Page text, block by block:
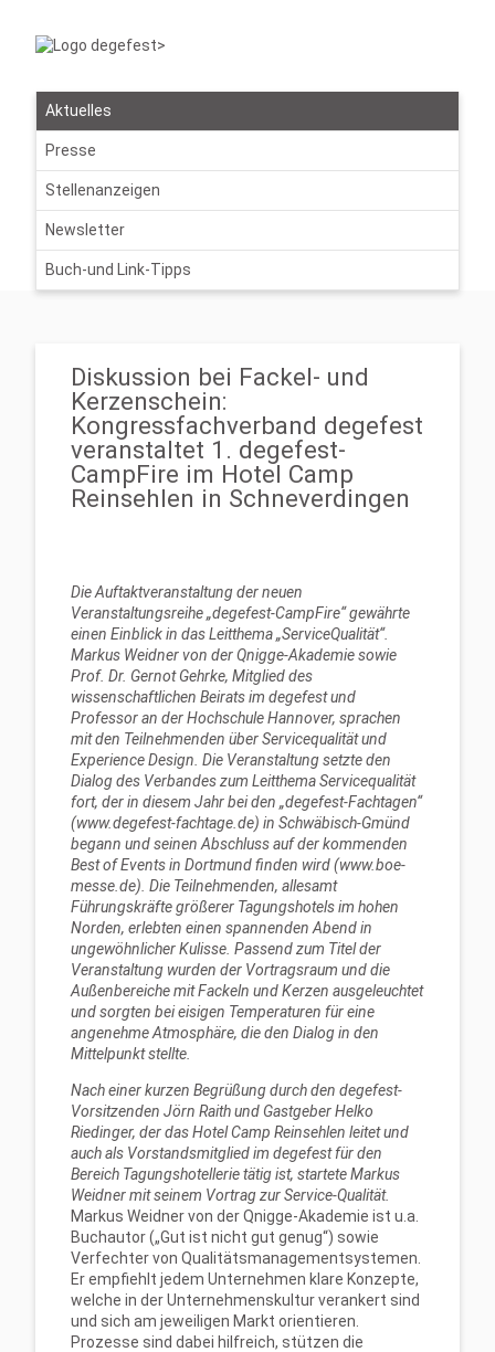
Aktuelles
Presse
Stellenanzeigen
Newsletter
Buch-und Link-Tipps
Diskussion bei Fackel- und
Kerzenschein:
Kongressfachverband degefest
veranstaltet 1. degefest-
CampFire im Hotel Camp
Reinsehlen in Schneverdingen
Die Auftaktveranstaltung der neuen
Veranstaltungsreihe „degefest-CampFire“ gewährte
einen Einblick in das Leitthema „ServiceQualität“.
Markus Weidner von der Qnigge-Akademie sowie
Prof. Dr. Gernot Gehrke, Mitglied des
wissenschaftlichen Beirats im degefest und
Professor an der Hochschule Hannover, sprachen
mit den Teilnehmenden über Servicequalität und
Experience Design. Die Veranstaltung setzte den
Dialog des Verbandes zum Leitthema Servicequalität
fort, der in diesem Jahr bei den „degefest-Fachtagen“
(www.degefest-fachtage.de) in Schwäbisch-Gmünd
begann und seinen Abschluss auf der kommenden
Best of Events in Dortmund finden wird (www.boe-
messe.de). Die Teilnehmenden, allesamt
Führungskräfte größerer Tagungshotels im hohen
Norden, erlebten einen spannenden Abend in
ungewöhnlicher Kulisse. Passend zum Titel der
Veranstaltung wurden der Vortragsraum und die
Außenbereiche mit Fackeln und Kerzen ausgeleuchtet
und sorgten bei eisigen Temperaturen für eine
angenehme Atmosphäre, die den Dialog in den
Mittelpunkt stellte.
Nach einer kurzen Begrüßung durch den degefest-
Vorsitzenden Jörn Raith und Gastgeber Helko
Riedinger, der das Hotel Camp Reinsehlen leitet und
auch als Vorstandsmitglied im degefest für den
Bereich Tagungshotellerie tätig ist, startete Markus
Weidner mit seinem Vortrag zur Service-Qualität.
Markus Weidner von der Qnigge-Akademie ist u.a.
Buchautor („Gut ist nicht gut genug“) sowie
Verfechter von Qualitätsmanagementsystemen.
Er empfiehlt jedem Unternehmen klare Konzepte,
welche in der Unternehmenskultur verankert sind
und sich am jeweiligen Markt orientieren.
Prozesse sind dabei hilfreich, stützen die